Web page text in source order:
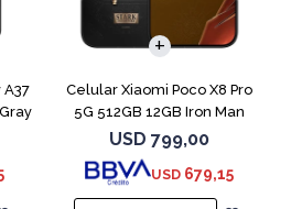
Celular Xiaomi Poco X8 Pro
5G 512GB 12GB Iron Man
Edition
USD 799,00
USD 679,15
COMPARAR